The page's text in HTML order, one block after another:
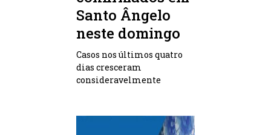
Santo Ângelo
neste domingo
Casos nos últimos quatro
dias cresceram
consideravelmente